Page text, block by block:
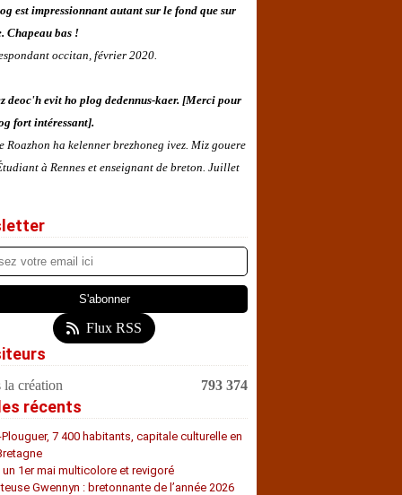
est impressionnant autant sur le fond que sur
Chapeau bas !
occitan, février 2020.
deoc'h evit ho plog dedennus-kaer. [Merci pour
fort intéressant].
Roazhon ha kelenner brezhoneg ivez. Miz gouere
à Rennes et enseignant de breton. Juillet
Flux RSS
la création 793 374
récents
Plouguer, 7 400 habitants, capitale culturelle en
un 1er mai multicolore et revigoré
Gwennyn : bretonnante de l’année 2026